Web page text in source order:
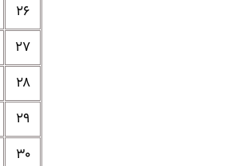
۲۶
۲۷
۲۸
۲۹
۳۰